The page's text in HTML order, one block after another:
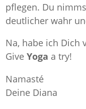
pflegen. Du
deutlicher wahr
Na, habe ich Dich
GiveYoga a try!
Namasté
Deine Diana